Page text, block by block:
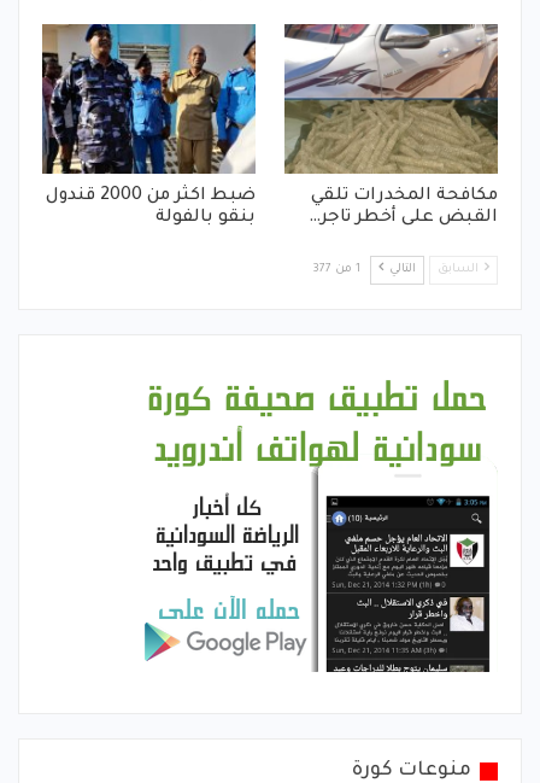
مكافحة المخدرات تلقي
القبض على أخطر تاجر…
ضبط اكثر من 2000 قندول
بنقو بالفولة
السابق التالي 1 من 377
منوعات كورة